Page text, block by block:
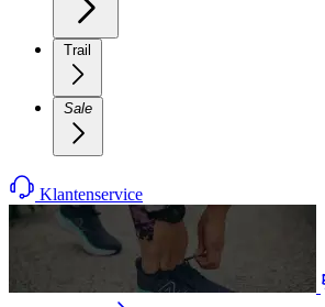
Trail
Sale
Klantenservice